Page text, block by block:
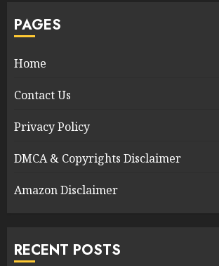
PAGES
Home
Contact Us
Privacy Policy
DMCA & Copyrights Disclaimer
Amazon Disclaimer
RECENT POSTS